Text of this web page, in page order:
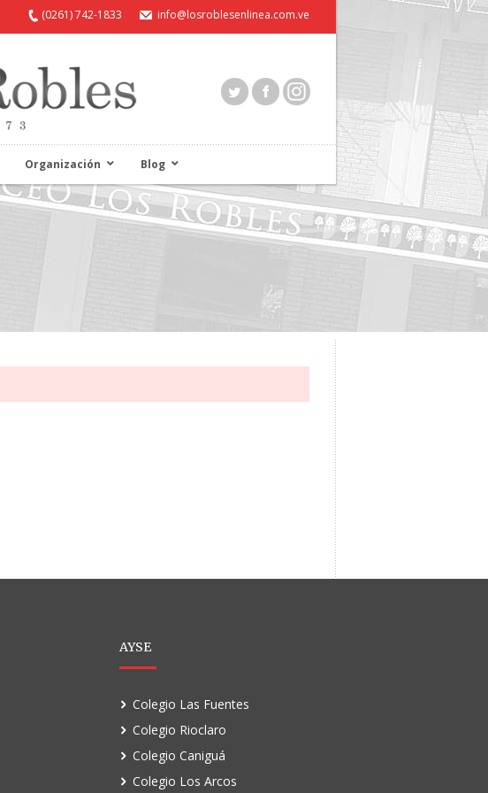
(0261) 742-1833 info@losroblesenlinea.com.ve
Organización Blog
AYSE
Colegio Las Fuentes
Colegio Rioclaro
Colegio Caniguá
Colegio Los Arcos